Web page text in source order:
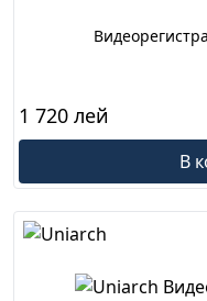
1 720 лей
В